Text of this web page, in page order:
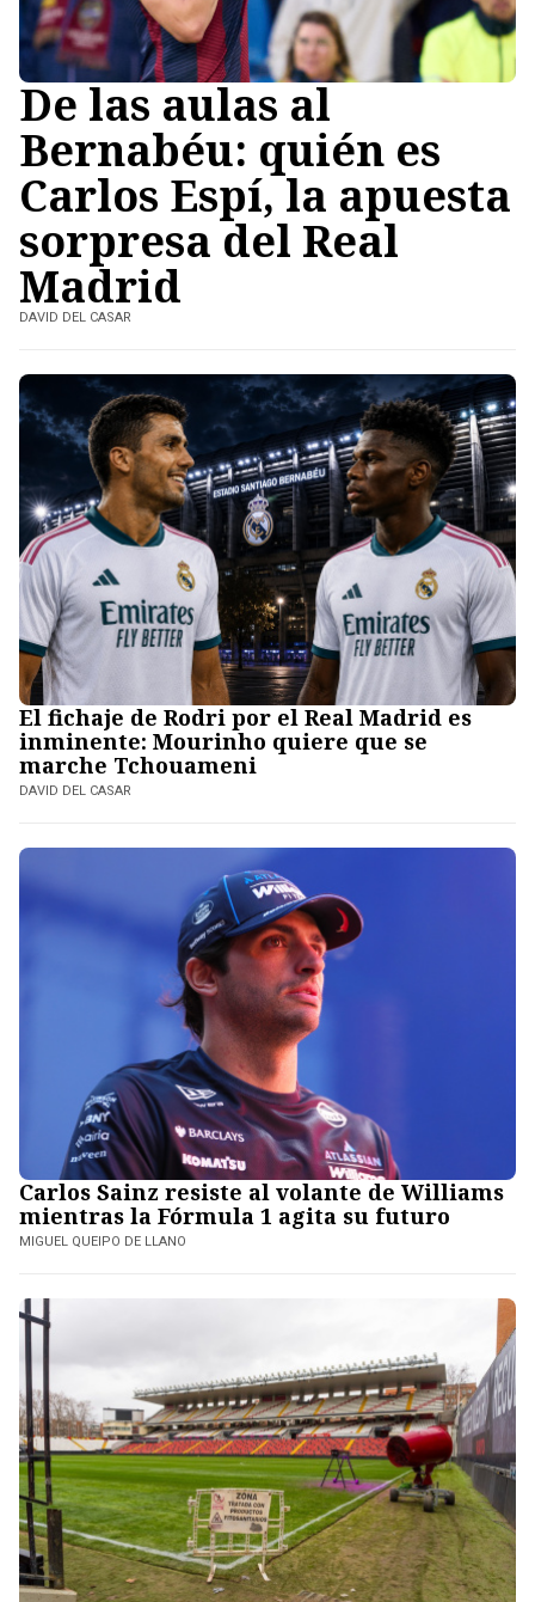
De las aulas al
Bernabéu: quién es
Carlos Espí, la apuesta
sorpresa del Real
Madrid
DAVID DEL CASAR
El fichaje de Rodri por el Real Madrid es
inminente: Mourinho quiere que se
marche Tchouameni
DAVID DEL CASAR
Carlos Sainz resiste al volante de Williams
mientras la Fórmula 1 agita su futuro
MIGUEL QUEIPO DE LLANO